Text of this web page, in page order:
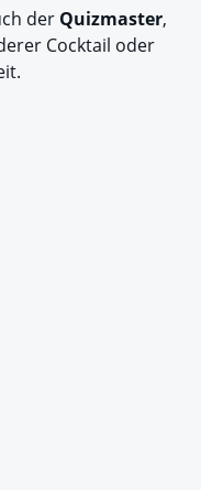
der Quizmaster,
Cocktail oder